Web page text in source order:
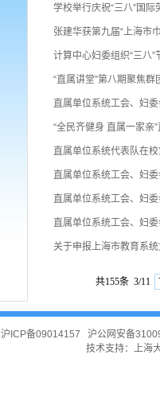
学校举行庆祝“三八”国
张建华获第九届“上海市
计算中心妇委组织“三八”
“直属讲堂”第八期聚焦群
直属单位系统工会、妇
“全民齐健身 直属一家亲
直属单位系统代表队在
直属单位系统工会、妇
直属单位系统工会、妇
直属单位系统工会、妇
关于申报上海市教育系
共155条 3/11
沪ICP备09014157
沪公网安备
技术支持： 上海